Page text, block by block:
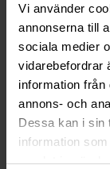
Vi använder
annonserna till
sociala medier
vidarebefordrar
information från
annons- och
Dessa kan i sin
information
samlat in när